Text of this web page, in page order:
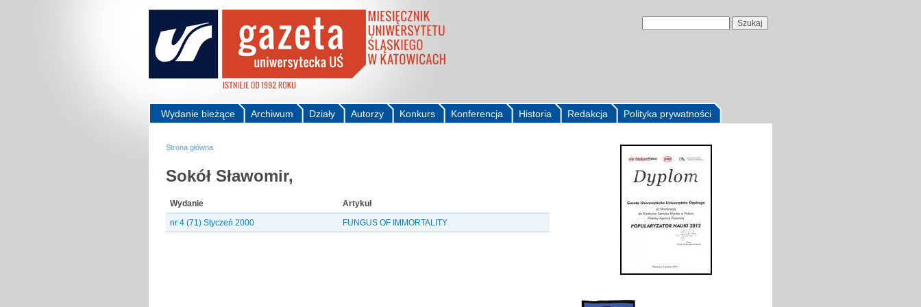
Polityka prywatności
Redakcja
Historia
Konferencja
Konkurs
Autorzy
Działy
Archiwum
Wydanie bieżące
Strona główna
Sokół Sławomir,
Wydanie
Artykuł
nr 4 (71) Styczeń 2000
FUNGUS OF IMMORTALITY